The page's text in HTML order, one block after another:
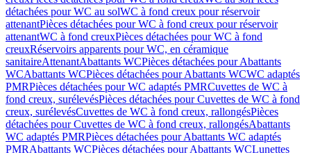
détachées pour WC au solWC à fond creux pour réservoir
attenantPièces détachées pour WC à fond creux pour réservoir
attenantWC à fond creuxPièces détachées pour WC à fond
creuxRéservoirs apparents pour WC, en céramique
sanitaireAttenantAbattants WCPièces détachées pour Abattants
WCAbattants WCPièces détachées pour Abattants WCWC adaptés
PMRPièces détachées pour WC adaptés PMRCuvettes de WC à
fond creux, surélevésPièces détachées pour Cuvettes de WC à fond
creux, surélevésCuvettes de WC à fond creux, rallongésPièces
détachées pour Cuvettes de WC à fond creux, rallongésAbattants
WC adaptés PMRPièces détachées pour Abattants WC adaptés
PMRAbattants WCPièces détachées pour Abattants WCLunettes